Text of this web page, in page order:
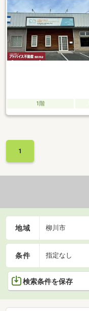
1階
1
地域 柳川市
条件 指定なし
検索条件を保存